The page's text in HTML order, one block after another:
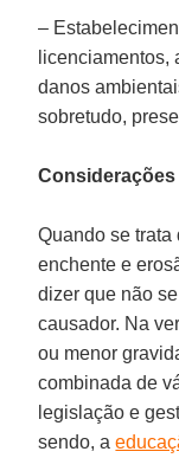
–
licenciamentos,
danos
sobretudo,
Considerações
Quando se trata
enchente e
dizer que não
causador. Na
ou menor
combinada de
legislação e
sendo, a